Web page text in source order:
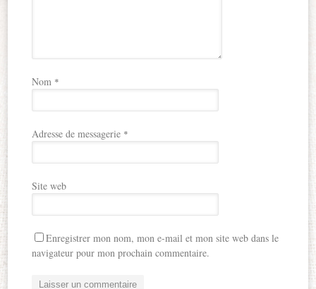
Nom *
Adresse de messagerie *
Site web
Enregistrer mon nom, mon e-mail et mon site web dans le
navigateur pour mon prochain commentaire.